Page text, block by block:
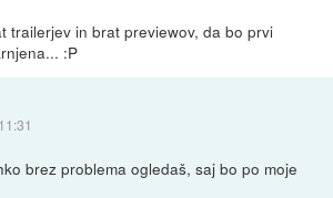
trailerjev in brat previewov, da bo prvi
:P
brez problema ogledaš, saj bo po moje